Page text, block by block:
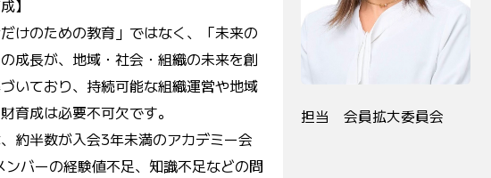
】
けのための教育」ではなく、「未来の
成長が、地域・社会・組織の未来を創
いており、持続可能な組織運営や地域
育成は必要不可欠です。
約半数が入会3年未満のアカデミー会
バーの経験値不足、知識不足などの問
担当 会員拡大委員会